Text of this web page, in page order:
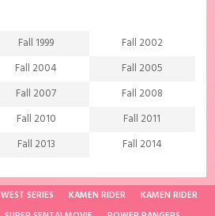
Ecchi
Extreme sports
Fantasy
Food
Game
Gourmet
Historical
History
Investigation
Josei
Manga
Martial Arts
Mecha Medical
Fall 1999
Fall 2002
Fall 2004
Fall 2005
Fall 2007
Fall 2008
Fall 2010
Fall 2011
Fall 2013
Fall 2014
Fall 2019
Fall 2020
WEST SERIES KAMEN RIDER
KAMEN RIDER